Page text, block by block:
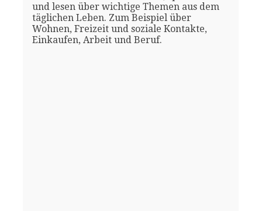
und lesen über wichtige Themen aus dem
täglichen Leben. Zum Beispiel über
Wohnen, Freizeit und soziale Kontakte,
Einkaufen, Arbeit und Beruf.